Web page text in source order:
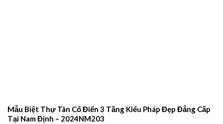
Mẫu Biệt Thự Tân Cổ Điển 3 Tầng Kiểu Pháp Đẹp Đẳng Cấp
Tại Nam Định – 2024NM203